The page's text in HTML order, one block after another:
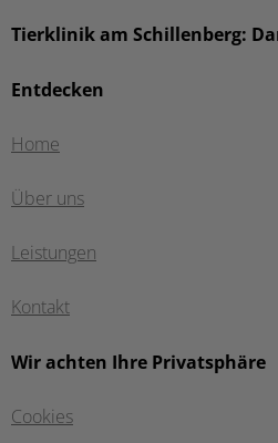
Entdecken
Home
Über uns
Leistungen
Kontakt
Wir achten Ihre Privatsphäre
Cookies
Tierklinik am Schillenberg: